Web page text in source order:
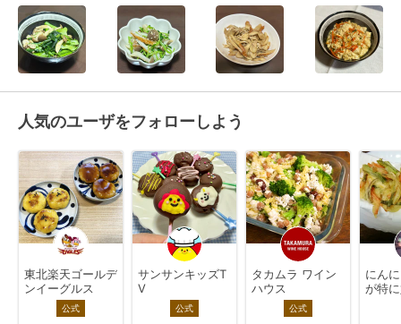
人気のユーザをフォローしよう
東北楽天ゴールデ
ンイーグルス
公式
サンサンキッズT
V
公式
タカムラ ワイン
ハウス
公式
にん
が特